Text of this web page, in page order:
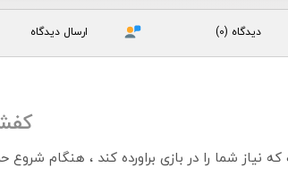
دیدگاه (0) ارسال دیدگاه
شما را در بازی براورده کند ، هنگام شروع